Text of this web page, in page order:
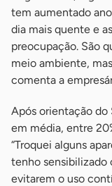
tem aumentado
dia mais quente e
preocupação. São
meio ambiente,
comenta a
Após orientação do
em média, entre
“Troquei alguns
tenho sensibilizado
evitarem o uso